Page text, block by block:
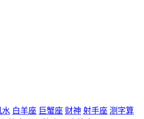
水 白羊座 巨蟹座 财神 射手座 测字算